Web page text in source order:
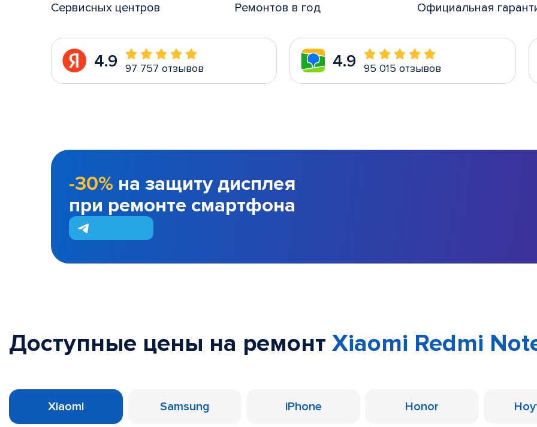
Сервисных центров Ремонтов в год Официальная
4.9 97 757 отзывов 4.9 95 015 отзывов
-30% на защиту дисплея
при ремонте смартфона
Доступные цены на ремонт Xiaomi Redmi
Xiaomi Samsung iPhone Honor